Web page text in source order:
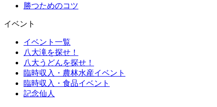
勝つためのコツ
イベント
イベント一覧
八大滝を探せ！
八大うどんを探せ！
臨時収入・農林水産イベント
臨時収入・食品イベント
記念仙人